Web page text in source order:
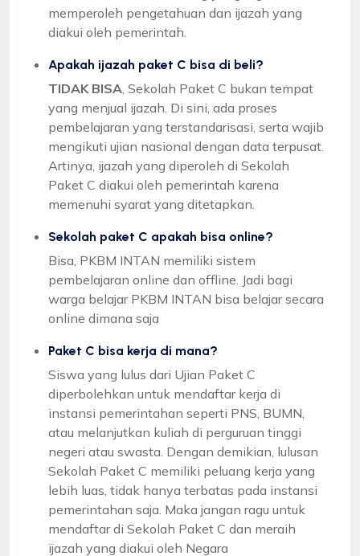
memperoleh pengetahuan dan ijazah yang
diakui oleh pemerintah.
Apakah ijazah paket C bisa di beli?
TIDAK BISA , Sekolah Paket C bukan tempat
yang menjual ijazah. Di sini, ada proses
pembelajaran yang terstandarisasi, serta wajib
mengikuti ujian nasional dengan data terpusat.
Artinya, ijazah yang diperoleh di Sekolah
Paket C diakui oleh pemerintah karena
memenuhi syarat yang ditetapkan.
Sekolah paket C apakah bisa online?
Bisa, PKBM INTAN memiliki sistem
pembelajaran online dan offline. Jadi bagi
warga belajar PKBM INTAN bisa belajar secara
online dimana saja
Paket C bisa kerja di mana?
Siswa yang lulus dari Ujian Paket C
diperbolehkan untuk mendaftar kerja di
instansi pemerintahan seperti PNS, BUMN,
atau melanjutkan kuliah di perguruan tinggi
negeri atau swasta. Dengan demikian, lulusan
Sekolah Paket C memiliki peluang kerja yang
lebih luas, tidak hanya terbatas pada instansi
pemerintahan saja. Maka jangan ragu untuk
mendaftar di Sekolah Paket C dan meraih
ijazah yang diakui oleh Negara